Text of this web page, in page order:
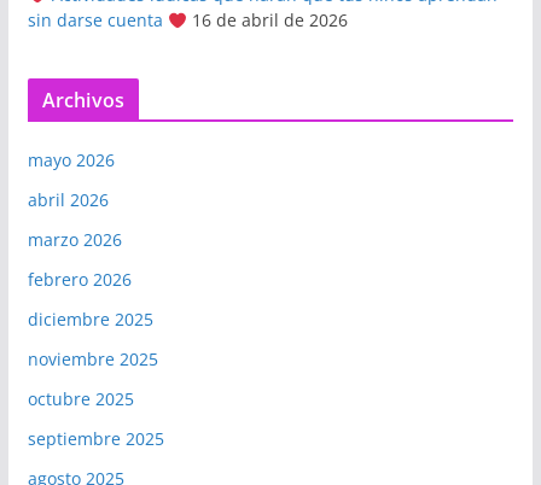
sin darse cuenta
16 de abril de 2026
Archivos
mayo 2026
abril 2026
marzo 2026
febrero 2026
diciembre 2025
noviembre 2025
octubre 2025
septiembre 2025
agosto 2025